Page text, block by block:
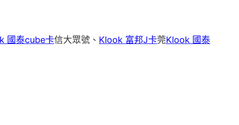
國泰cube卡信大眾號、 Klook 富邦J卡莞Klook 國泰